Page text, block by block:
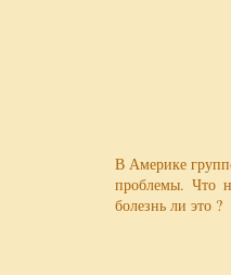
В Америке
проблемы. Что
болезнь ли это ?